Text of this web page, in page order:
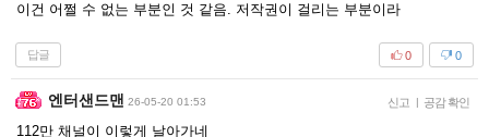
이건 어쩔 수 없는 부분인 것 같음. 저작권이 걸리는 부분이라
답글 0
0
엔터샌드맨 26-05-20 01:53 신고 | 공감 확인
112만 채널이 이렇게 날아가네